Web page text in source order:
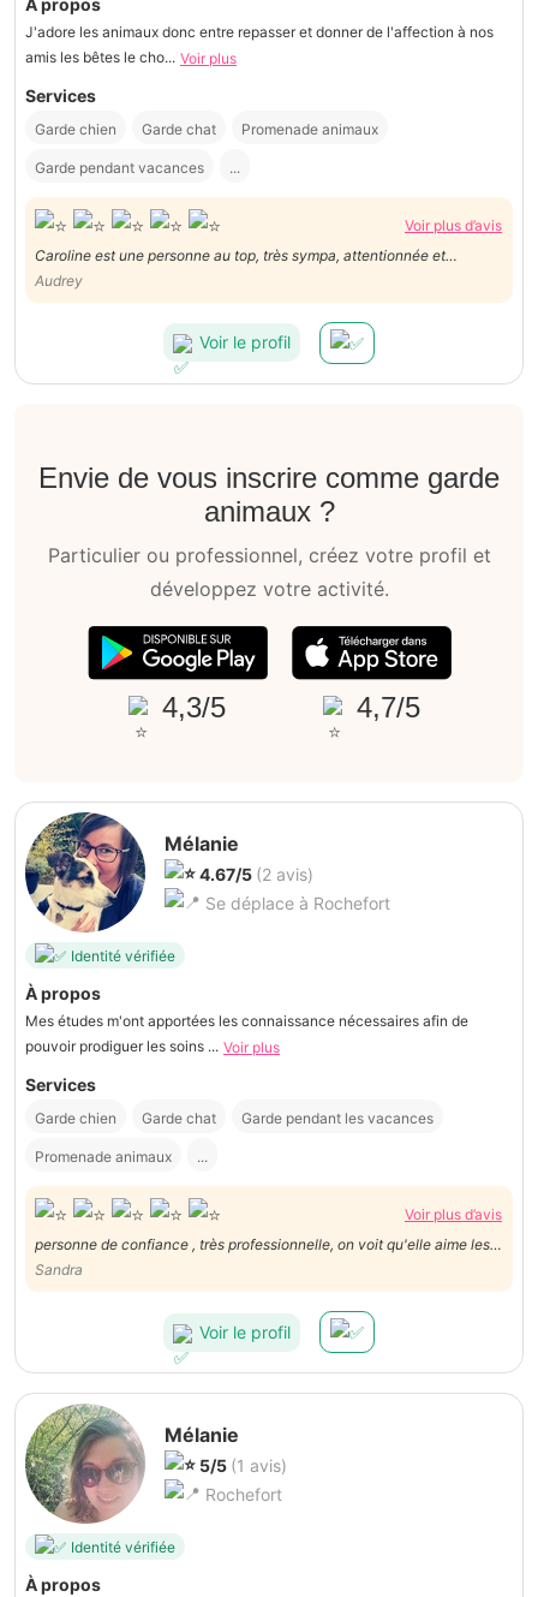
À propos
J'adore les animaux donc entre repasser et donner de l'affection à nos
amis les bêtes le cho... Voir plus
Services
Garde chien Garde chat Promenade animaux
Garde pendant vacances ...
Voir plus d’avis
Caroline est une personne au top, très sympa, attentionnée et
professionnelle. Elle s'est bien occupée de nos animaux pendant notre
absence. J'avais des photos et vidéos tous les jours. J'ai totale
confiance en Caroline et super contente du service !
Audrey
Voir le profil
Envie de vous inscrire comme garde
animaux ?
Particulier ou professionnel, créez votre profil et
développez votre activité.
4,3/5 4,7/5
Mélanie
4.67/5 (2 avis)
Se déplace à Rochefort
Identité vérifiée
À propos
Mes études m'ont apportées les connaissance nécessaires afin de
pouvoir prodiguer les soins ... Voir plus
Services
Garde chien Garde chat Garde pendant les vacances
Promenade animaux ...
Voir plus d’avis
personne de confiance , très professionnelle, on voit qu'elle aime les
animaux. N'hésitez pas à utiliser ses services.
Sandra
Voir le profil
Mélanie
5/5 (1 avis)
Rochefort
Identité vérifiée
À propos